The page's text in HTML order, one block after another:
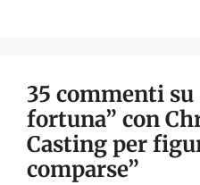
35 commenti su
fortuna” con
Casting per
comparse”